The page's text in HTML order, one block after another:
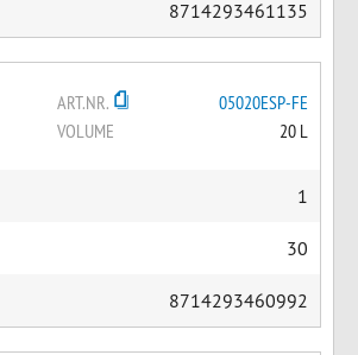
8714293461135
ART.NR.
05020ESP-FE
VOLUME
20 L
1
30
8714293460992